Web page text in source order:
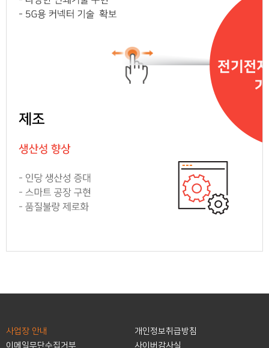
사업장 안내
개인정보취급방침
이메일무단수집거부
사이버감사실